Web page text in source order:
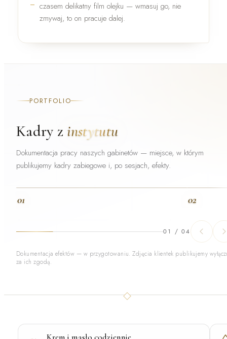
czasem delikatny film olejku — wmasuj go, nie
zmywaj, to on pracuje dalej.
PORTFOLIO
Kadry z instytutu
Dokumentacja pracy naszych gabinetów — miejsce, w którym
publikujemy kadry zabiegowe i, po sesjach, efekty.
01 02
01 / 04
Dokumentacja efektów — w przygotowaniu. Zdjęcia klientek publikujemy
za ich zgodą.